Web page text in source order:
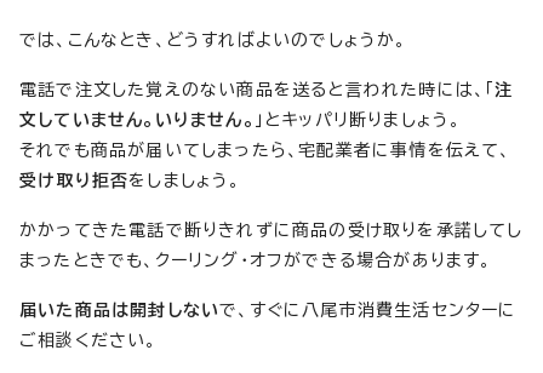
では、こんなとき、どうすればよいのでしょうか。
電話で注文した覚えのない商品を送ると言われた時には、「注
文していません。いりません。 」とキッパリ断りましょう。
それでも商品が届いてしまったら、宅配業者に事情を伝えて、
受け取り拒否をしましょう。
かかってきた電話で断りきれずに商品の受け取りを承諾してし
まったときでも、クーリング・オフができる場合があります。
届いた商品は開封しないで、すぐに八尾市消費生活センターに
ご相談ください。